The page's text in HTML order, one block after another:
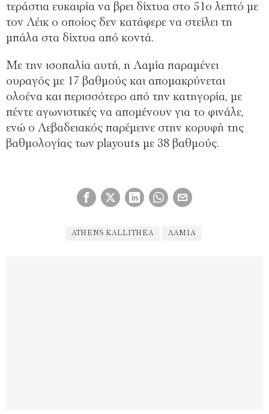
τεράστια ευκαιρία να βρει δίχτυα στο 51ο λεπτό με
τον Λέικ ο οποίος δεν κατάφερε να στείλει τη
μπάλα στα δίχτυα από κοντά.
Με την ισοπαλία αυτή, η Λαμία παραμένει
ουραγός με 17 βαθμούς και απομακρύνεται
ολοένα και περισσότερο από την κατηγορία, με
πέντε αγωνιστικές να απομένουν για το φινάλε,
ενώ ο Λεβαδειακός παρέμεινε στην κορυφή της
βαθμολογίας των playouts με 38 βαθμούς.
ATHENS KALLITHEA ΛΑΜΊΑ